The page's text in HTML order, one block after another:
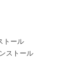
トール
ストール